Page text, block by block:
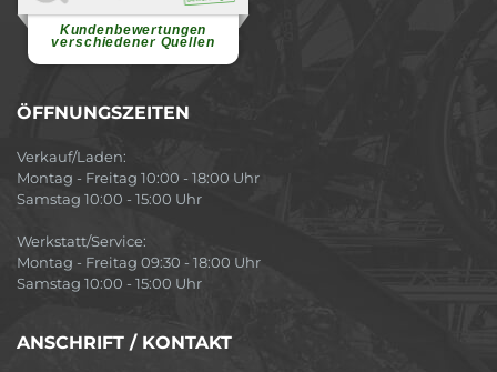
Kundenbewertungen
verschiedener Quellen
ÖFFNUNGSZEITEN
Verkauf/Laden:
Montag - Freitag 10:00 - 18:00 Uhr
Samstag 10:00 - 15:00 Uhr
Werkstatt/Service:
Montag - Freitag 09:30 - 18:00 Uhr
Samstag 10:00 - 15:00 Uhr
ANSCHRIFT / KONTAKT